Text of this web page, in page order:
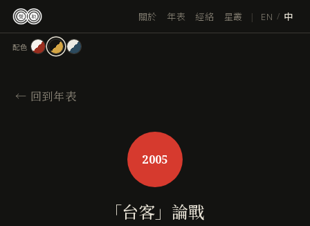
關於 年表 經絡 星叢 | EN / 中
配色
← 回到年表
2005
「台客」論戰